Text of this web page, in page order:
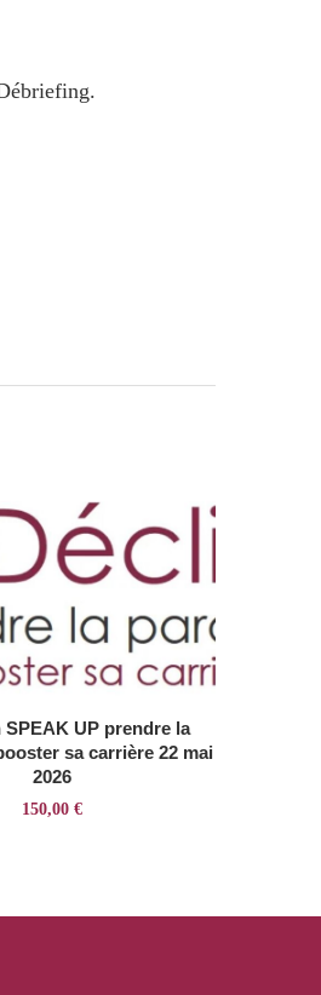
SPEAK UP prendre la
sa carrière 22 mai
2026
150,00 €